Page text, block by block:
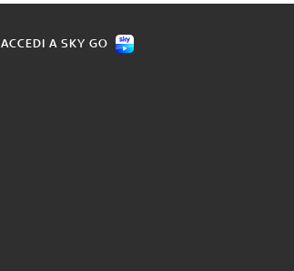
ACCEDI A SKY GO